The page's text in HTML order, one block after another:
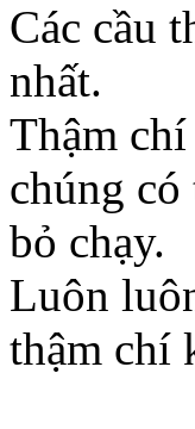
Các cầu
nhất.
Thậm
chúng
bỏ chạy.
Luôn
thậm chí